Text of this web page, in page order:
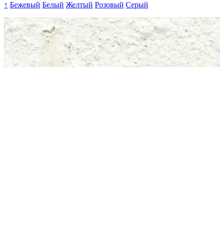
↑ Бежевый Белый Желтый Розовый Серый